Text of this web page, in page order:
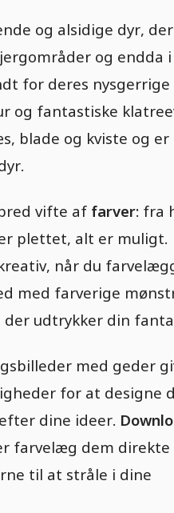
og alsidige dyr, der
og endda i
for deres nysgerrige
og fantastiske
blade og kviste og er
vifte af farver: fra
plettet, alt er muligt.
når du
med farverige
der udtrykker din
med geder
for at designe
dine ideer.
farvelæg dem direkte
til at stråle i dine